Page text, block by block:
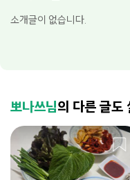
소개글이 없습니다.
뽀나쓰님의 다른 글도